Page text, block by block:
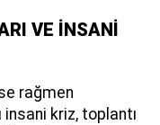
VE İNSANİ
rağmen
insani kriz, toplantı